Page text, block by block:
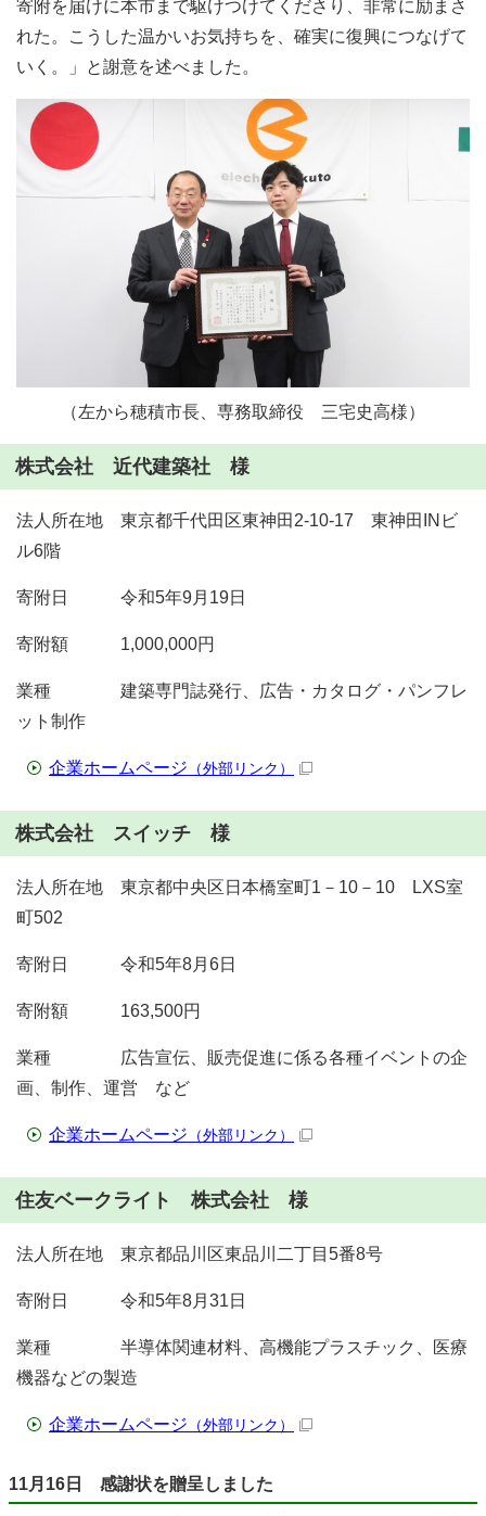
寄附を届けに本市まで駆けつけてくださり、非常に励まさ
れた。こうした温かいお気持ちを、確実に復興につなげて
いく。」と謝意を述べました。
（左から穂積市長、専務取締役 三宅史高様）
株式会社 近代建築社 様
法人所在地 東京都千代田区東神田2-10-17 東神田INビ
ル6階
寄附日 令和5年9月19日
寄附額 1,000,000円
業種 建築専門誌発行、広告・カタログ・パンフレ
ット制作
企業ホームページ （外部リンク）
株式会社 スイッチ 様
法人所在地 東京都中央区日本橋室町1－10－10 LXS室
町502
寄附日 令和5年8月6日
寄附額 163,500円
業種 広告宣伝、販売促進に係る各種イベントの企
画、制作、運営 など
企業ホームページ （外部リンク）
住友ベークライト 株式会社 様
法人所在地 東京都品川区東品川二丁目5番8号
寄附日 令和5年8月31日
業種 半導体関連材料、高機能プラスチック、医療
機器などの製造
企業ホームページ （外部リンク）
11月16日 感謝状を贈呈しました